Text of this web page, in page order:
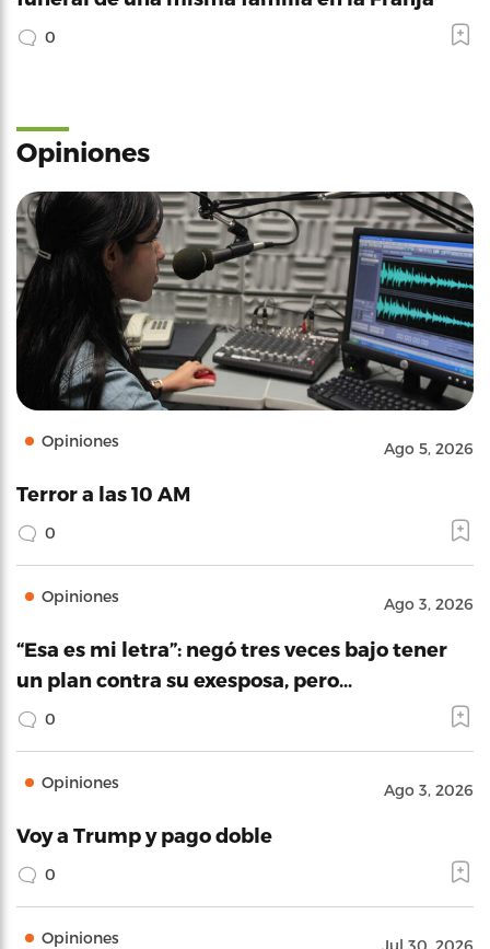
0
Opiniones
Opiniones Ago 5, 2026
Terror a las 10 AM
0
Opiniones Ago 3, 2026
“Esa es mi letra”: negó tres veces bajo tener
un plan contra su exesposa, pero…
0
Opiniones Ago 3, 2026
Voy a Trump y pago doble
0
Opiniones Jul 30, 2026